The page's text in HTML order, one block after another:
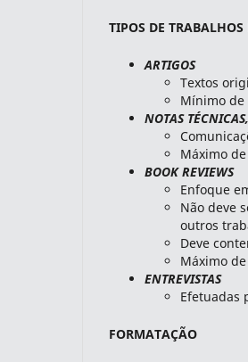
TIPOS DE TRABALHOS
ARTIGOS
Textos
Mínimo de
NOTAS
Máximo
BOOK REVIEWS
Enfoque
Não deve
outros
Deve
Máximo
ENTREVISTAS
Efetuadas
FORMATAÇÃO